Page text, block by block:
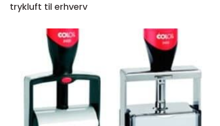
trykluft til erhverv